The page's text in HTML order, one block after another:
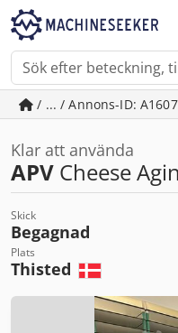
/ ... / Annons-ID:
Klar att använda
APV Cheese
Skick
Begagnad
Plats
Thisted